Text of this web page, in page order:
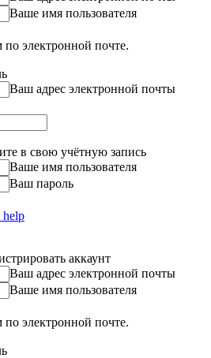
Ваше имя пользователя
электронной почте.
Ваш адрес электронной почты
в свою учётную запись
Ваше имя пользователя
Ваш пароль
help
аккаунт
Ваш адрес электронной почты
Ваше имя пользователя
электронной почте.